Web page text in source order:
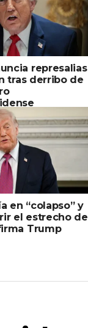
represalias
tras derribo de
en “colapso” y
el estrecho de
Trump